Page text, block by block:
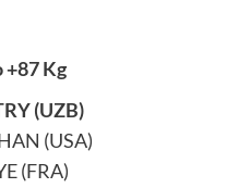
+87 Kg
(UZB)
(USA)
(FRA)